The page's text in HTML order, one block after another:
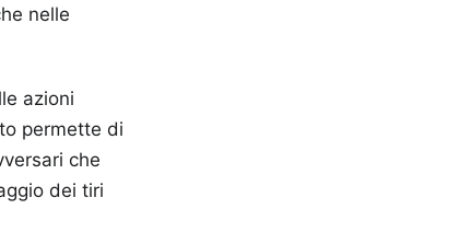
nelle
azioni
permette di
che
dei tiri